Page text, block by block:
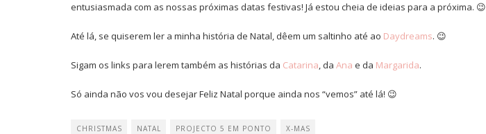
entusiasmada com as nossas próximas datas festivas! Já estou cheia de ideias para a próxima. 😉
Até lá, se quiserem ler a minha história de Natal, dêem um saltinho até ao Daydreams. 😉
Sigam os links para lerem também as histórias da Catarina, da Ana e da Margarida.
Só ainda não vos vou desejar Feliz Natal porque ainda nos “vemos” até lá! 😉
CHRISTMAS NATAL PROJECTO 5 EM PONTO X-MAS